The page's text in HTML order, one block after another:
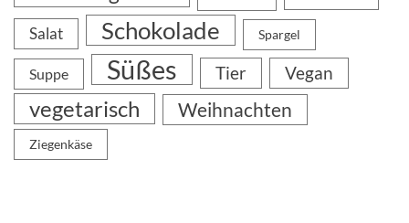
Salat Schokolade Spargel
Suppe Süßes Tier Vegan
vegetarisch Weihnachten
Ziegenkäse